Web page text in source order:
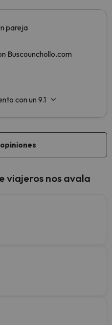
viajeros nos avala